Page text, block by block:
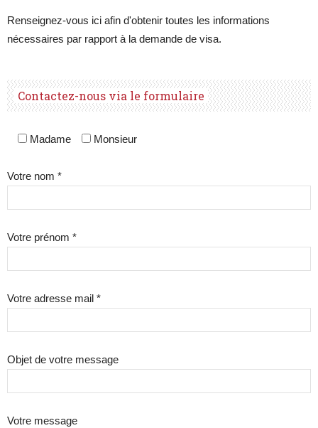
Renseignez-vous ici afin d'obtenir toutes les informations
nécessaires par rapport à la demande de visa.
Contactez-nous via le formulaire
Madame Monsieur
Votre nom *
Votre prénom *
Votre adresse mail *
Objet de votre message
Votre message